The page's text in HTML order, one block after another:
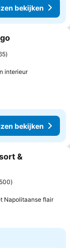
bekijken
favorieten
interieurPrijzen
bekijken
favorieten
&
Napolitaanse flair